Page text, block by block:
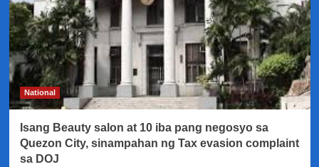
inireklamo
ng
tax
evasion
ng
sa
DOJ
National
Isang Beauty salon at 10 iba pang negosyo sa
Quezon City, sinampahan ng Tax evasion complaint
sa DOJ